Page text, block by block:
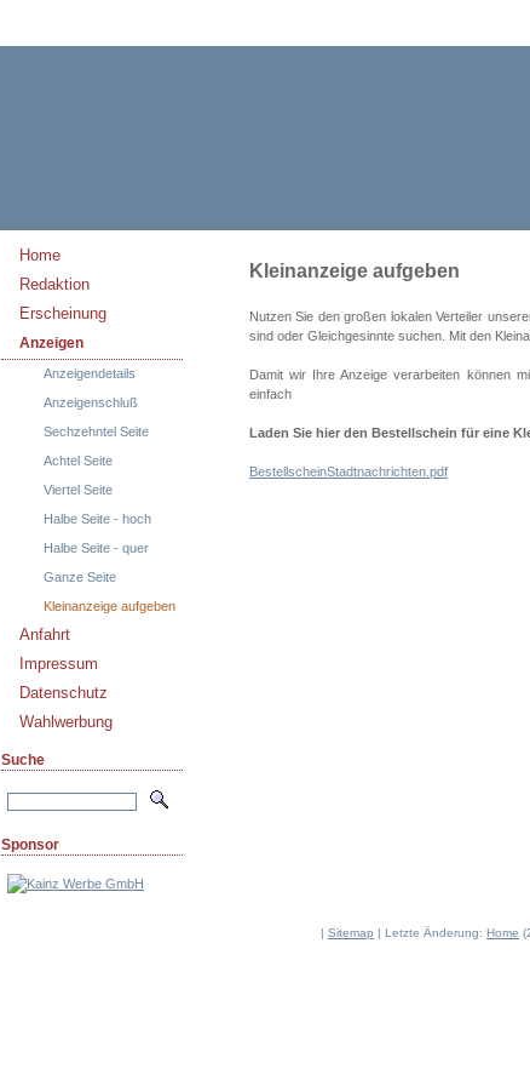
Home
Redaktion
Erscheinung
Anzeigen
Anzeigendetails
Anzeigenschluß
Sechzehntel Seite
Achtel Seite
Viertel Seite
Halbe Seite - hoch
Halbe Seite - quer
Ganze Seite
Kleinanzeige aufgeben
Anfahrt
Impressum
Datenschutz
Wahlwerbung
Suche
Sponsor
Kleinanzeige aufgeben
Nutzen Sie den großen lokalen Verteiler
sind oder Gleichgesinnte suchen. Mit den
Damit wir Ihre Anzeige verarbeiten können
einfach
Laden Sie hier den Bestellschein für eine
BestellscheinStadtnachrichten.pdf
| Sitemap | Letzte Änderung: Home